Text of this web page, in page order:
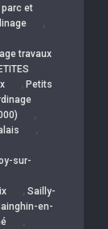
parc et
,
travaux
, Petits
,
,
sur-
, Sailly-
en-
,